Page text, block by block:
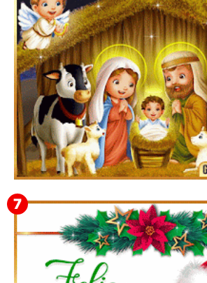
Te deseo una Feliz Navidad Bardona